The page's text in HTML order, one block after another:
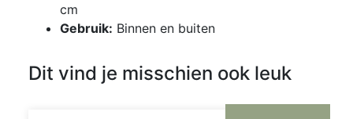
cm
Gebruik: Binnen en buiten
Dit vind je misschien ook leuk